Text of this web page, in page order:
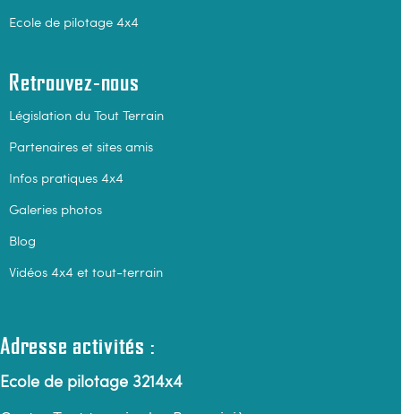
Ecole de pilotage 4x4
Retrouvez-nous
Législation du Tout Terrain
Partenaires et sites amis
Infos pratiques 4x4
Galeries photos
Blog
Vidéos 4x4 et tout-terrain
Adresse activités :
Ecole de pilotage 3214x4